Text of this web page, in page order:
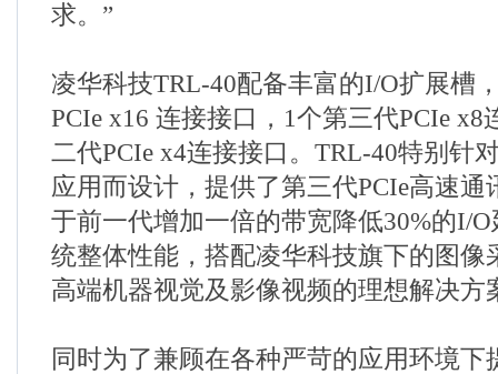
求。”
凌华科技TRL-40配备丰富的I/O扩展槽
PCIe x16 连接接口，1个第三代PCIe x8
二代PCIe x4连接接口。TRL-40特别针
应用而设计，提供了第三代PCIe高速通
于前一代增加一倍的带宽降低30%的I/
统整体性能，搭配凌华科技旗下的图像
高端机器视觉及影像视频的理想解决方
同时为了兼顾在各种严苛的应用环境下